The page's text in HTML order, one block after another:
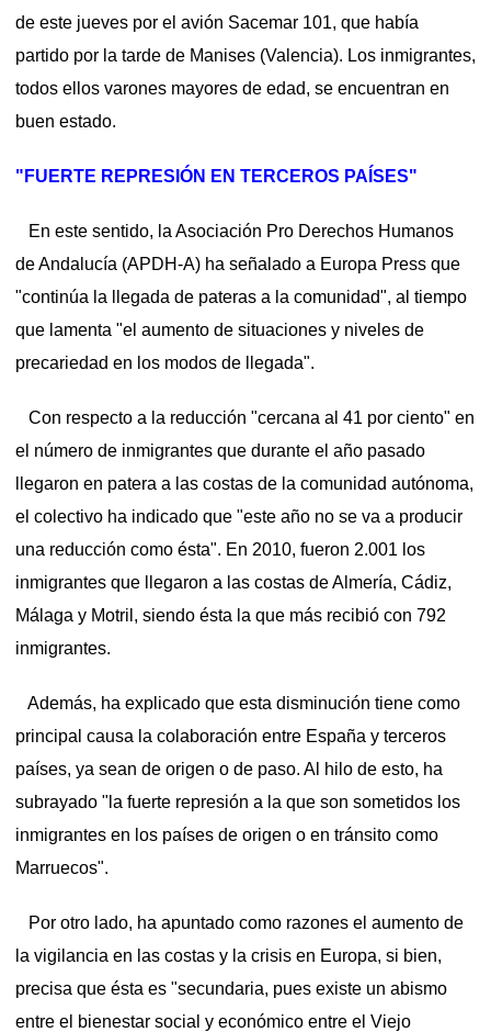
de este jueves por el avión Sacemar 101, que había
partido por la tarde de Manises (Valencia). Los inmigrantes,
todos ellos varones mayores de edad, se encuentran en
buen estado.
"FUERTE REPRESIÓN EN TERCEROS PAÍSES"
En este sentido, la Asociación Pro Derechos Humanos
de Andalucía (APDH-A) ha señalado a Europa Press que
"continúa la llegada de pateras a la comunidad", al tiempo
que lamenta "el aumento de situaciones y niveles de
precariedad en los modos de llegada".
Con respecto a la reducción "cercana al 41 por ciento" en
el número de inmigrantes que durante el año pasado
llegaron en patera a las costas de la comunidad autónoma,
el colectivo ha indicado que "este año no se va a producir
una reducción como ésta". En 2010, fueron 2.001 los
inmigrantes que llegaron a las costas de Almería, Cádiz,
Málaga y Motril, siendo ésta la que más recibió con 792
inmigrantes.
Además, ha explicado que esta disminución tiene como
principal causa la colaboración entre España y terceros
países, ya sean de origen o de paso. Al hilo de esto, ha
subrayado "la fuerte represión a la que son sometidos los
inmigrantes en los países de origen o en tránsito como
Marruecos".
Por otro lado, ha apuntado como razones el aumento de
la vigilancia en las costas y la crisis en Europa, si bien,
precisa que ésta es "secundaria, pues existe un abismo
entre el bienestar social y económico entre el Viejo